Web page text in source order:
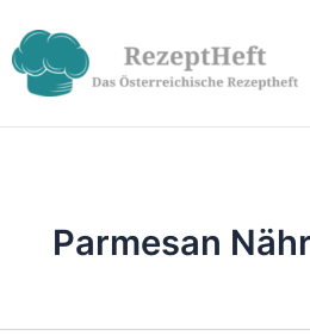
Inhalt
springen
Parmesan